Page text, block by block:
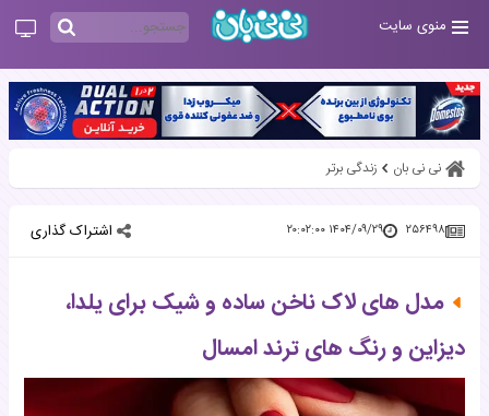
منوی سایت
نی نی بان زندگی برتر
۲۵۶۴۹۸ ۱۴۰۴/۰۹/۲۹ ۲۰:۰۲:۰۰ اشتراک گذاری
مدل های لاک ناخن ساده و شیک برای یلدا،
دیزاین و رنگ های ترند امسال